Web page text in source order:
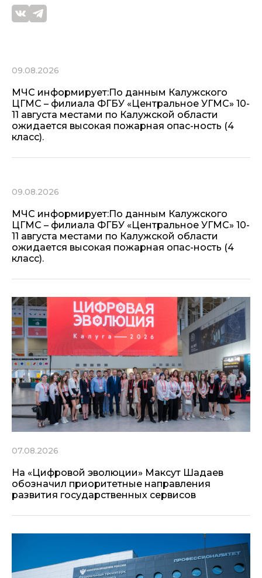
09.08.2026
МЧС информирует:По данным Калужского
ЦГМС – филиала ФГБУ «Центральное УГМС» 10-
11 августа местами по Калужской области
ожидается высокая пожарная опас-ность (4
класс).
09.08.2026
МЧС информирует:По данным Калужского
ЦГМС – филиала ФГБУ «Центральное УГМС» 10-
11 августа местами по Калужской области
ожидается высокая пожарная опас-ность (4
класс).
07.08.2026
На «Цифровой эволюции» Максут Шадаев
обозначил приоритетные направления
развития государственных сервисов